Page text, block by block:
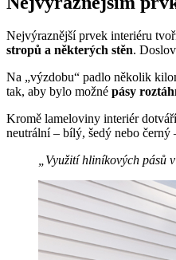
Nejvýraznější prvek interiéru
stropů a některých stěn.
Na „výzdobu“ padlo několik
tak, aby bylo možné pásy
Kromě lameloviny interiér
neutrální – bílý, šedý nebo černý
„Využití hliníkových pásů